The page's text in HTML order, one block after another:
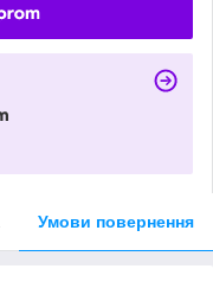
Умови повернення